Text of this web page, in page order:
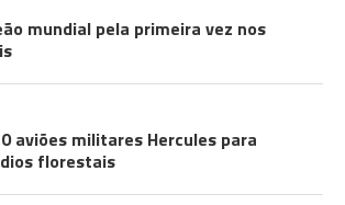
mundial pela primeira vez nos
aviões militares Hercules para
florestais